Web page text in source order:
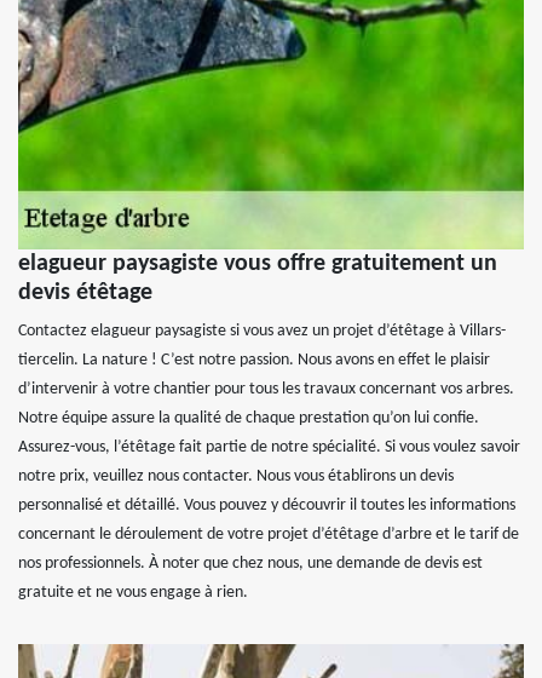
elagueur paysagiste vous offre gratuitement un
devis étêtage
Contactez elagueur paysagiste si vous avez un projet d’étêtage à Villars-
tiercelin. La nature ! C’est notre passion. Nous avons en effet le plaisir
d’intervenir à votre chantier pour tous les travaux concernant vos arbres.
Notre équipe assure la qualité de chaque prestation qu’on lui confie.
Assurez-vous, l’étêtage fait partie de notre spécialité. Si vous voulez savoir
notre prix, veuillez nous contacter. Nous vous établirons un devis
personnalisé et détaillé. Vous pouvez y découvrir il toutes les informations
concernant le déroulement de votre projet d’étêtage d’arbre et le tarif de
nos professionnels. À noter que chez nous, une demande de devis est
gratuite et ne vous engage à rien.